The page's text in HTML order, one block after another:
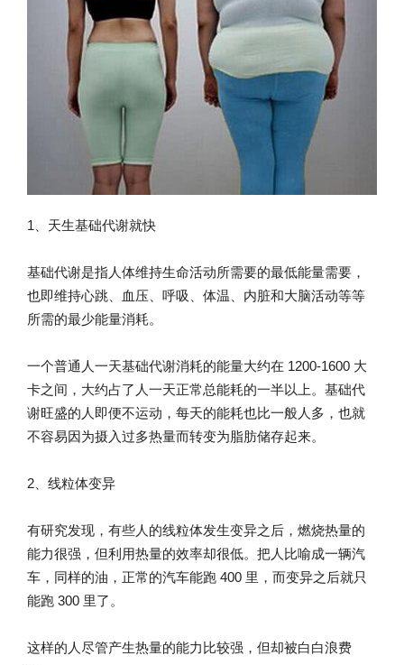
1、天生基础代谢就快
基础代谢是指人体维持生命活动所需要的最低能量需要，
也即维持心跳、血压、呼吸、体温、内脏和大脑活动等等
所需的最少能量消耗。
一个普通人一天基础代谢消耗的能量大约在 1200-1600 大
卡之间，大约占了人一天正常总能耗的一半以上。基础代
谢旺盛的人即便不运动，每天的能耗也比一般人多，也就
不容易因为摄入过多热量而转变为脂肪储存起来。
2、线粒体变异
有研究发现，有些人的线粒体发生变异之后，燃烧热量的
能力很强，但利用热量的效率却很低。把人比喻成一辆汽
车，同样的油，正常的汽车能跑 400 里，而变异之后就只
能跑 300 里了。
这样的人尽管产生热量的能力比较强，但却被白白浪费